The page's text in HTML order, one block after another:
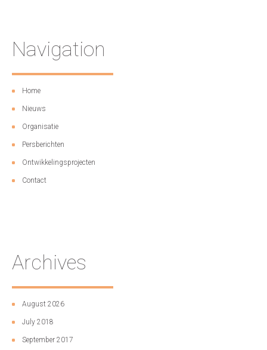
Navigation
Home
Nieuws
Organisatie
Persberichten
Ontwikkelingsprojecten
Contact
Archives
August 2026
July 2018
September 2017